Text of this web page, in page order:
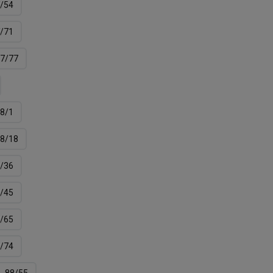
54
71
7/77
8/1
8/18
36
45
65
74